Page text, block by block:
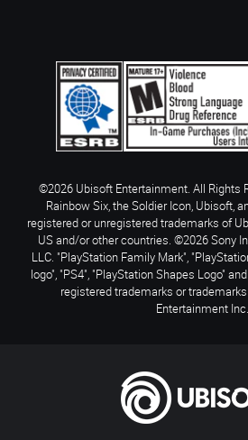
©2026 Ubisoft Entertainment. All Rights
Rainbow Six, the Soldier Icon, Ubisoft,
registered or unregistered trademarks of
US and/or other countries. ©2026 Sony
LLC. "PlayStation Family Mark",
logo", "PS4", "PlayStation Shapes Logo"
registered trademarks or
Entertainment Inc.